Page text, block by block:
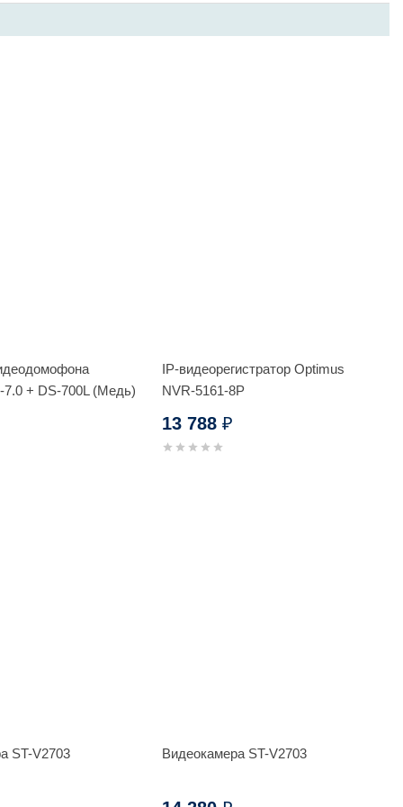
7.0 + DS-700L (Медь)
IP-видеорегистратор Optimus
NVR-5161-8P
13 788₽
ST-V2703 Видеокамера ST-V2703